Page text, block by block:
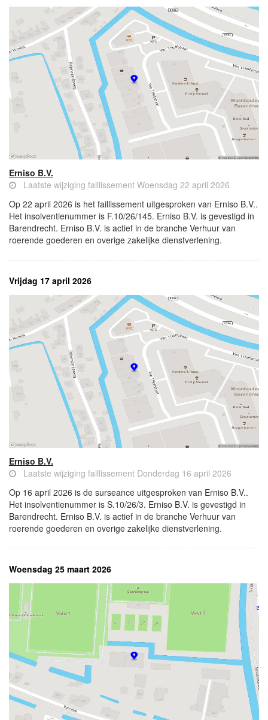
Erniso B.V.
Laatste wijziging faillissement Woensdag 22 april 2026
Op 22 april 2026 is het faillissement uitgesproken van Erniso B.V..
Het insolventienummer is F.10/26/145. Erniso B.V. is gevestigd in
Barendrecht. Erniso B.V. is actief in de branche Verhuur van
roerende goederen en overige zakelijke dienstverlening.
Vrijdag 17 april 2026
Erniso B.V.
Laatste wijziging faillissement Donderdag 16 april 2026
Op 16 april 2026 is de surseance uitgesproken van Erniso B.V..
Het insolventienummer is S.10/26/3. Erniso B.V. is gevestigd in
Barendrecht. Erniso B.V. is actief in de branche Verhuur van
roerende goederen en overige zakelijke dienstverlening.
Woensdag 25 maart 2026